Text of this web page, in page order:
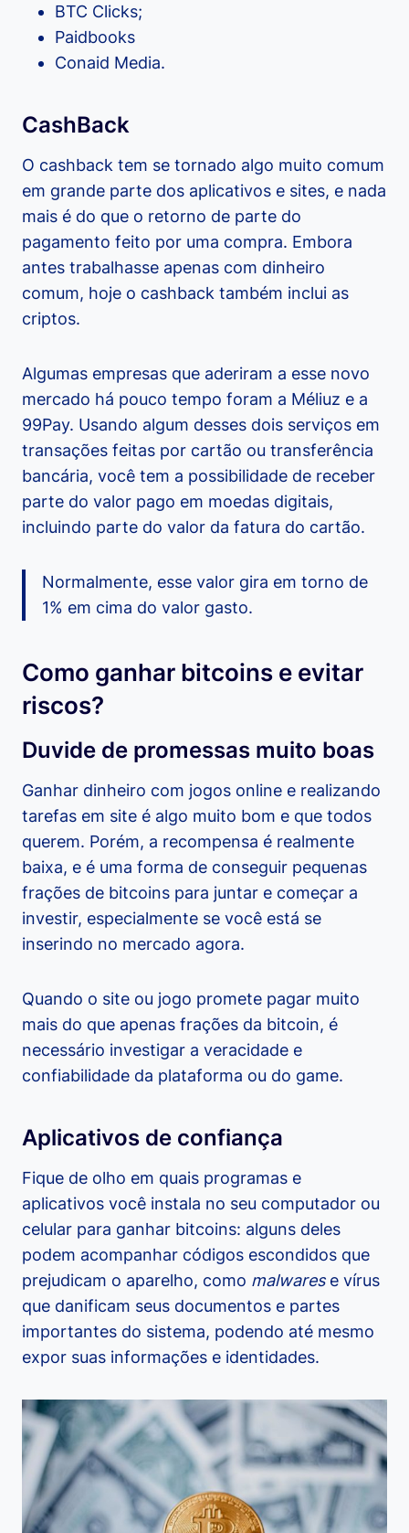
BTC Clicks;
Paidbooks
Conaid Media.
CashBack
O cashback tem se tornado algo muito comum
em grande parte dos aplicativos e sites, e nada
mais é do que o retorno de parte do
pagamento feito por uma compra. Embora
antes trabalhasse apenas com dinheiro
comum, hoje o cashback também inclui as
criptos.
Algumas empresas que aderiram a esse novo
mercado há pouco tempo foram a Méliuz e a
99Pay. Usando algum desses dois serviços em
transações feitas por cartão ou transferência
bancária, você tem a possibilidade de receber
parte do valor pago em moedas digitais,
incluindo parte do valor da fatura do cartão.
Normalmente, esse valor gira em torno de
1% em cima do valor gasto.
Como ganhar bitcoins e evitar
riscos?
Duvide de promessas muito boas
Ganhar dinheiro com jogos online e realizando
tarefas em site é algo muito bom e que todos
querem. Porém, a recompensa é realmente
baixa, e é uma forma de conseguir pequenas
frações de bitcoins para juntar e começar a
investir, especialmente se você está se
inserindo no mercado agora.
Quando o site ou jogo promete pagar muito
mais do que apenas frações da bitcoin, é
necessário investigar a veracidade e
confiabilidade da plataforma ou do game.
Aplicativos de confiança
Fique de olho em quais programas e
aplicativos você instala no seu computador ou
celular para ganhar bitcoins: alguns deles
podem acompanhar códigos escondidos que
prejudicam o aparelho, como malwares e vírus
que danificam seus documentos e partes
importantes do sistema, podendo até mesmo
expor suas informações e identidades.